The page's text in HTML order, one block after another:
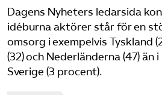
Privat Vårdfakta
Bli medlem
Dagens Nyheters ledarsida
idéburna aktörer står för en
omsorg i exempelvis Tyskland
(32) och Nederländerna (47) än
Sverige (3 procent).